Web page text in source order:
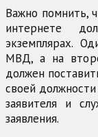
Важно помнить,
интернете
экземплярах.
МВД, а на
должен
своей
заявителя и
заявления.